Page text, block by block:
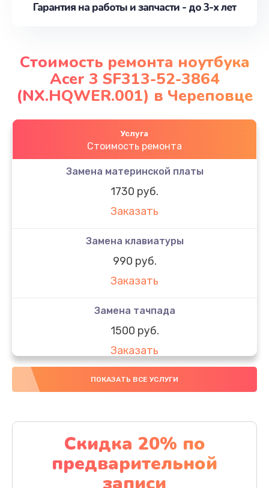
Гарантия на работы и запчасти - до 3-х лет
Стоимость ремонта ноутбука
Acer 3 SF313-52-3864
(NX.HQWER.001) в Череповце
Услуга
Стоимость ремонта
Замена материнской платы
1730 руб.
Заказать
Замена клавиатуры
990 руб.
Заказать
Замена тачпада
1500 руб.
Заказать
Замена южного моста
Заказать
Чистка от пыли
1060 руб.
ПОКАЗАТЬ ВСЕ УСЛУГИ
Скидка 20% по
предварительной